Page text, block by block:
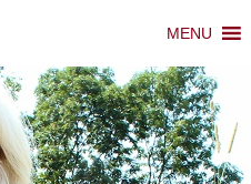
MENU